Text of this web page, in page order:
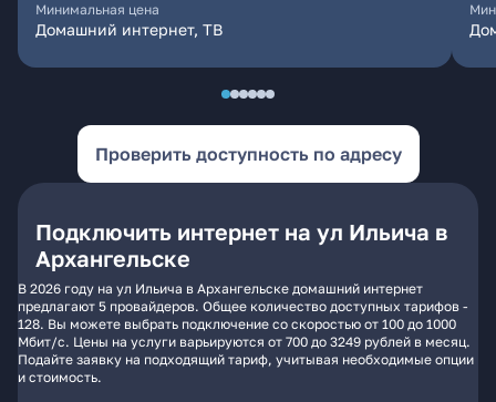
Минимальная цена
Домашний интернет, ТВ
Проверить доступность по адресу
Подключить интернет на ул Ильича в
Архангельске
В 2026 году на ул Ильича в Архангельске домашний интернет
предлагают 5 провайдеров. Общее количество доступных тарифов -
128. Вы можете выбрать подключение со скоростью от 100 до 1000
Мбит/с. Цены на услуги варьируются от 700 до 3249 рублей в месяц.
Подайте заявку на подходящий тариф, учитывая необходимые опции
и стоимость.